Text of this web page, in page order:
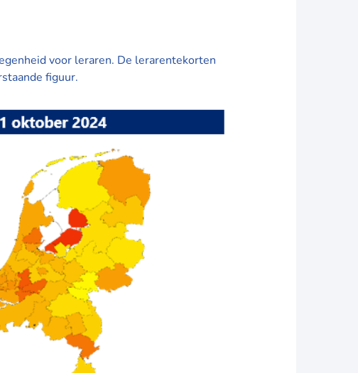
voor leraren. De lerarentekorten
figuur.